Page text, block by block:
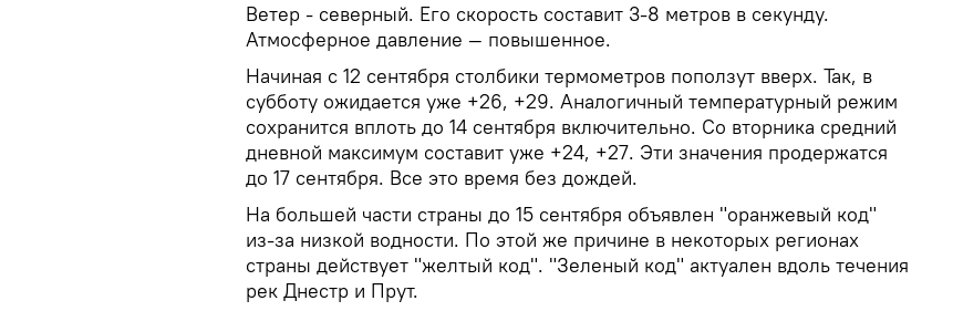
Ветер - северный. Его скорость составит 3-8 метров в секунду.
Атмосферное давление — повышенное.
Начиная с 12 сентября столбики термометров поползут вверх. Так, в
субботу ожидается уже +26, +29. Аналогичный температурный режим
сохранится вплоть до 14 сентября включительно. Со вторника средний
дневной максимум составит уже +24, +27. Эти значения продержатся
до 17 сентября. Все это время без дождей.
На большей части страны до 15 сентября объявлен "оранжевый код"
из-за низкой водности. По этой же причине в некоторых регионах
страны действует "желтый код". "Зеленый код" актуален вдоль течения
рек Днестр и Прут.